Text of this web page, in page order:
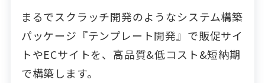
まるでスクラッチ開発のようなシステム構築
パッケージ『テンプレート開発』で販促サイ
トやECサイトを、高品質&低コスト&短納期
で構築します。